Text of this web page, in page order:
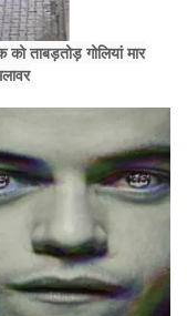
ताबड़तोड़ गोलियां मार